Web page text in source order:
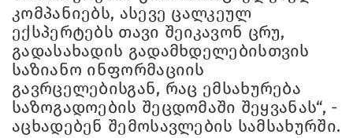
კომპანიებს, ასევე ცალკეულ
ექსპერტებს თავი შეიკავონ ცრუ,
გადასახადის გადამხდელებისთვის
საზიანო ინფორმაციის
გავრცელებისგან, რაც ემსახურება
საზოგადოების შეცდომაში შეყვანას“, -
აცხადებენ შემოსავლების სამსახურში.